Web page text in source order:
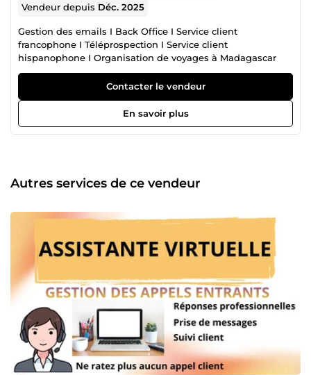
Vendeur depuis Déc. 2025
Gestion des emails I Back Office I Service client
francophone I Téléprospection I Service client
hispanophone I Organisation de voyages à Madagascar
Contacter le vendeur
En savoir plus
Autres services de ce vendeur